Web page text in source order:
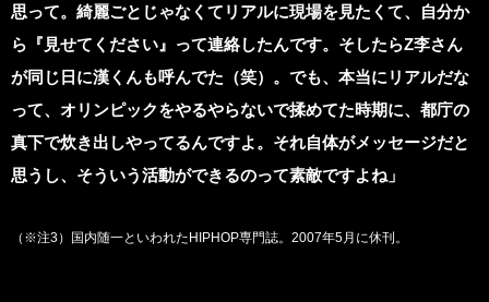
思って。綺麗ごとじゃなくてリアルに現場を見たくて、自分か
ら『見せてください』って連絡したんです。そしたらZ李さん
が同じ日に漢くんも呼んでた（笑）。でも、本当にリアルだな
って、オリンピックをやるやらないで揉めてた時期に、都庁の
真下で炊き出しやってるんですよ。それ自体がメッセージだと
思うし、そういう活動ができるのって素敵ですよね」
（※注3）国内随一といわれたHIPHOP専門誌。2007年5月に休刊。